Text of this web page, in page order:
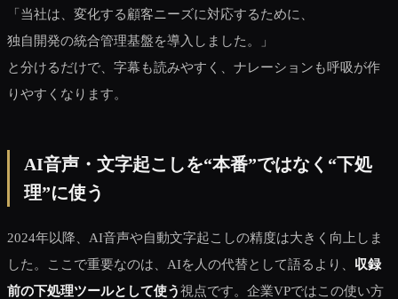
「当社は、変化する顧客ニーズに対応するために、
独自開発の統合管理基盤を導入しました。」
と分けるだけで、字幕も読みやすく、ナレーションも呼吸が作
りやすくなります。
AI音声・文字起こしを“本番”ではなく“下処
理”に使う
2024年以降、AI音声や自動文字起こしの精度は大きく向上しま
した。ここで重要なのは、AIを人の代替として語るより、 収録
前の下処理ツールとして使う視点です。企業VPではこの使い方